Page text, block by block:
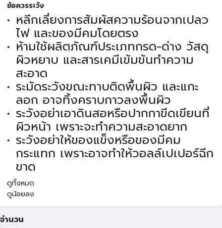
ข้อควรระวัง
หลีกเลี่ยงการสัมผัสความร้อนจากเปลว
ไฟ และของมีคมโดยตรง
ห้ามใช้ผลิตภัณฑ์ประเภทกรด-ด่าง วัสดุ
ผิวหยาบ และสารเคมีเข้มข้นทำความ
สะอาด
ระมัดระวังขณะทาบติดพื้นผิว และแกะ
ลอก อาจทิ้งคราบกาวลงพื้นผิว
ระวังอย่าเอาดินสอหรือปากกาขีดเขียนที่
ผิวหน้า เพราะจะทำความสะอาดยาก
ระวังอย่าให้ของแข็งหรือของมีคม
กระแทก เพราะอาจทำให้วอลล์เปเปอร์ฉีก
ขาด
ดูทั้งหมด
ดูน้อยลง
จำนวน